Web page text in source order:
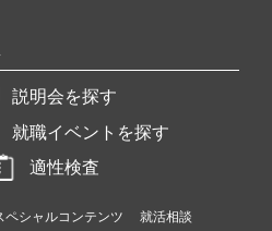
説明会を探す
就職イベントを探す
適性検査
ペシャルコンテンツ
就活相談